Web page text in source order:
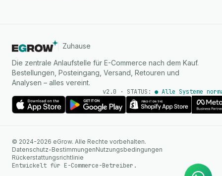
Zuhause
Die zentrale Anlaufstelle für E-Commerce nach dem Kauf.
Bestellungen, Posteingang, Versand, Retouren und
Analysen – alles vereint.
v2.0 · STATUS: ● Alle Systeme
© 2024-2026 eGrow. Alle Rechte vorbehalten.
Datenschutz-BestimmungenNutzungsbedingungen
Rückerstattungsrichtlinie
Entwickelt für E-Commerce-Betreiber.
Sofortige Antworten auf
WhatsApp